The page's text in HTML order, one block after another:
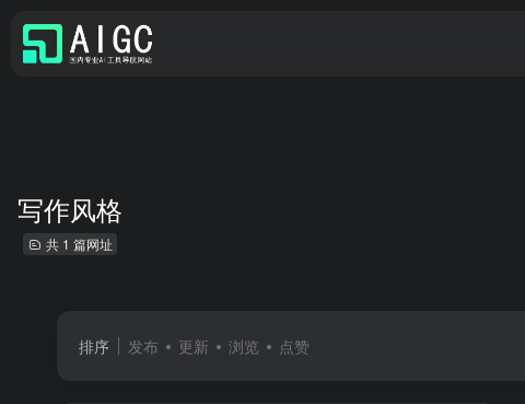
写作风格
共 1 篇网址
排序 发布 更新 浏览 点赞